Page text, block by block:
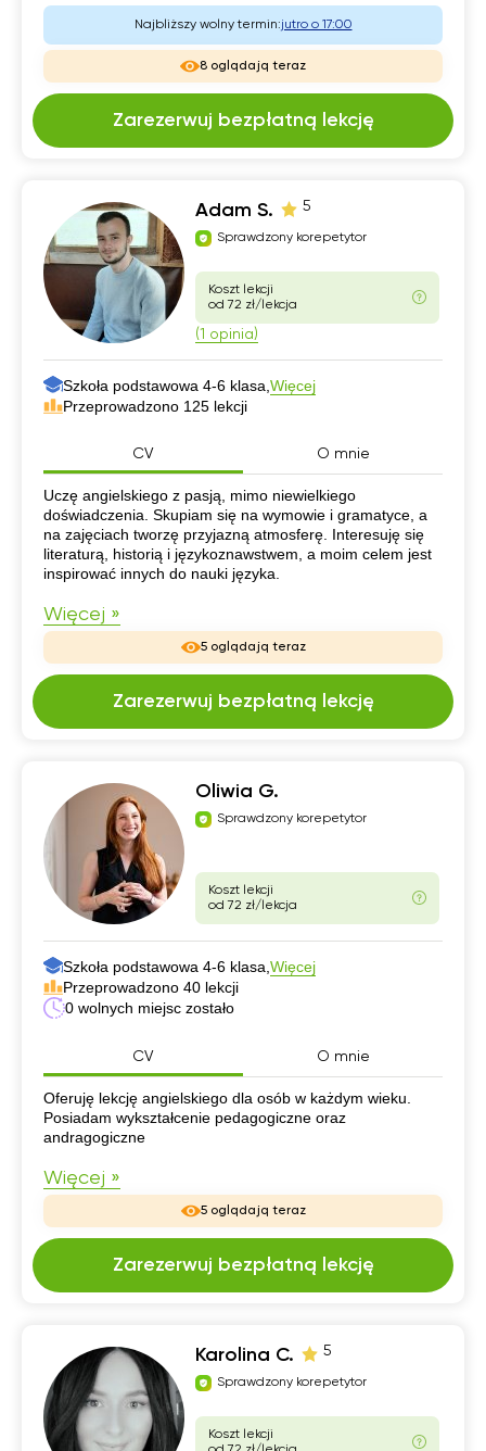
Najbliższy wolny termin:jutro o 17:00
8 oglądają teraz
Zarezerwuj bezpłatną lekcję
Adam S. 5
Sprawdzony korepetytor
Koszt lekcji
od 72 zł/lekcja
(1 opinia)
Szkoła podstawowa 4-6 klasa, Więcej
Przeprowadzono 125 lekcji
CV O mnie
CV
Uczę angielskiego z pasją, mimo niewielkiego
doświadczenia. Skupiam się na wymowie i gramatyce, a
na zajęciach tworzę przyjazną atmosferę. Interesuję się
literaturą, historią i językoznawstwem, a moim celem jest
inspirować innych do nauki języka.
Więcej »
5 oglądają teraz
Zarezerwuj bezpłatną lekcję
Oliwia G.
Sprawdzony korepetytor
Koszt lekcji
od 72 zł/lekcja
Szkoła podstawowa 4-6 klasa, Więcej
Przeprowadzono 40 lekcji
0 wolnych miejsc zostało
CV O mnie
CV
Oferuję lekcję angielskiego dla osób w każdym wieku.
Posiadam wykształcenie pedagogiczne oraz
andragogiczne
Więcej »
5 oglądają teraz
Zarezerwuj bezpłatną lekcję
Karolina C. 5
Sprawdzony korepetytor
Koszt lekcji